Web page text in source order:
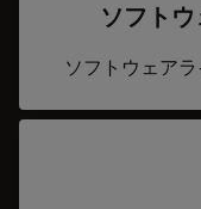
ソフト
ソフトウェア